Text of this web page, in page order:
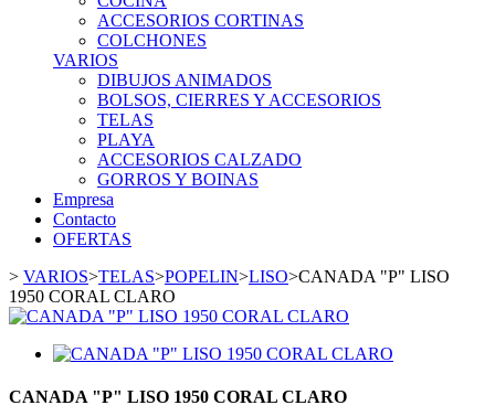
ACCESORIOS CORTINAS
COLCHONES
VARIOS
DIBUJOS ANIMADOS
BOLSOS, CIERRES Y ACCESORIOS
TELAS
PLAYA
ACCESORIOS CALZADO
GORROS Y BOINAS
Empresa
Contacto
OFERTAS
> VARIOS>TELAS>POPELIN>LISO>CANADA "P" LISO
1950 CORAL CLARO
CANADA "P" LISO 1950 CORAL CLARO